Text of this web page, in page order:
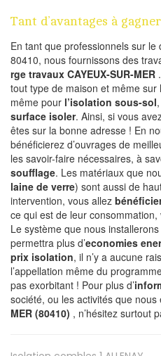
Tant d’avantages à gagner
En tant que professionnels sur
80410, nous fournissons des
rge travaux CAYEUX-SUR-MER
tout type de maison et même sur
même pour l’isolation sous-sol
surface isoler. Ainsi, si vous
êtes sur la bonne adresse ! En
bénéficierez d’ouvrages de
les savoir-faire nécessaires, à
soufflage. Les matériaux que
laine de verre) sont aussi de
intervention, vous allez
ce qui est de leur
Le système que nous
permettra plus d’economies
prix isolation, il n’y a aucune
l’appellation même du
pas exorbitant ! Pour plus d’
société, ou les activités que nous
MER (80410) , n’hésitez surtout